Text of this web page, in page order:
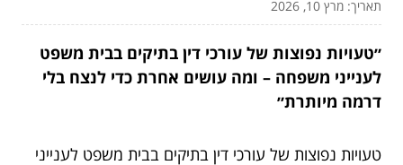
תאריך: מרץ 10, 2026
״טעויות נפוצות של עורכי דין בתיקים בבית משפט
לענייני משפחה – ומה עושים אחרת כדי לנצח בלי
דרמה מיותרת״
טעויות נפוצות של עורכי דין בתיקים בבית משפט לענייני